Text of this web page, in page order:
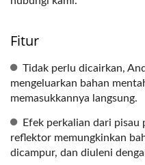
Fitur
Tidak perlu dicairkan,
mengeluarkan bahan
memasukkannya langsung.
Efek perkalian dari
reflektor memungkinkan
dicampur, dan diuleni